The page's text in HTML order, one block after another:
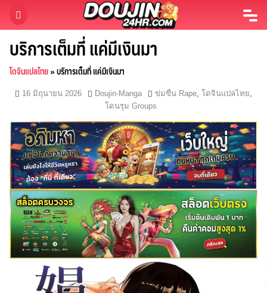
บริการเต็มที่ แค่มีเงินมา
โดจินแปลไทย»บริการเต็มที่ แค่มีเงินมา
16 มิถุนายน 2026 Doujin-Manga ข่มขืน Rape, โดจินแปลไทย,
โดนรุม Groups